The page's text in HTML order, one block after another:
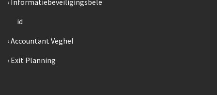
Informatiebeveiligingsbele
id
Accountant Veghel
Exit Planning